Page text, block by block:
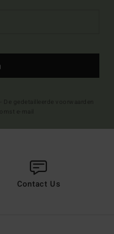
Contact Us